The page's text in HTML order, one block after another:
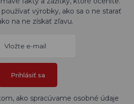
používať výrobky, ako sa o ne starať
na ne získať zľavu.
Prihlásiť sa
ako spracúvame osobné údaje